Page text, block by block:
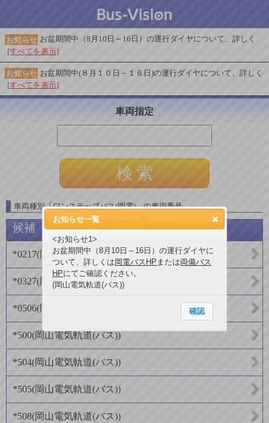
お知らせ お盆期間中（8月10日～16日）の運行ダイヤについて、詳しく
[すべてを表示]
お知らせ お盆期間中(８月１０日～１６日)の運行ダイヤについて、詳しく
[すべてを表示]
車両指定
車両種別「ワンステップバス(岡電)」の車両番号
候補
*0217(岡山電気軌道(バス))
*0327(岡山電気軌道(バス))
*0506(岡山電気軌道(バス)
*500(岡山電気軌道(バス))
*504(岡山電気軌道(バス))
*505(岡山電気軌道(バス))
*508(岡山電気軌道(バス))
お知らせ一覧
<お知らせ1>
お盆期間中（8月10日～16日）の運行ダイヤに
ついて、詳しくは 岡電バスHP または両備バス
HPにてご確認ください。
(岡山電気軌道(バス))
確認